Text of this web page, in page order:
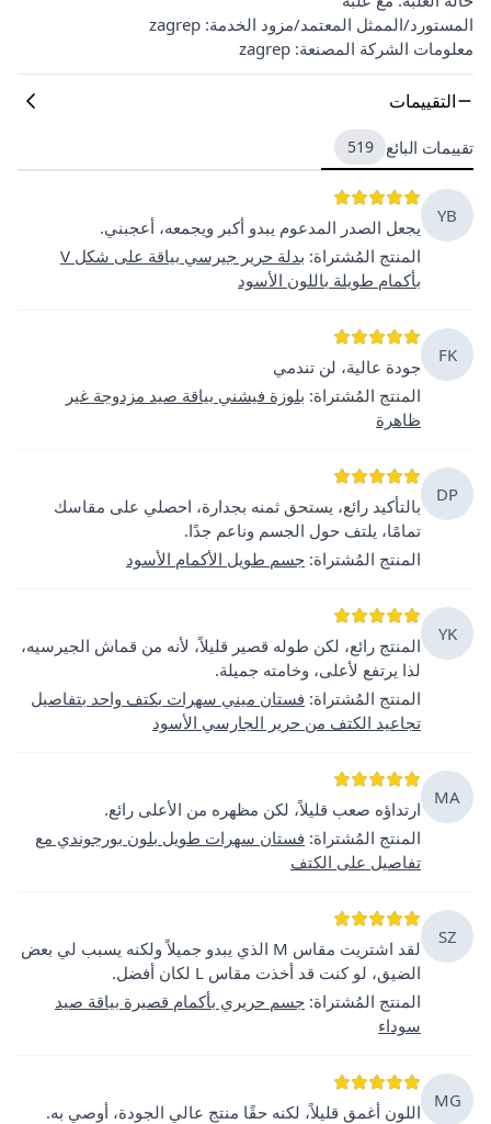
المستورد/الممثل المعتمد/مزود الخدمة: zagrep
معلومات الشركة المصنعة: zagrep
التقييمات
تقييمات البائع 519
YB
يجعل الصدر المدعوم يبدو أكبر ويجمعه، أعجبني.
المنتج المُشتراة:
بدلة حرير جيرسي بياقة على شكل V
بأكمام طويلة باللون الأسود
FK
جودة عالية، لن تندمي
المنتج المُشتراة: بلوزة فيشني بياقة صيد مزدوجة غير
ظاهرة
DP
بالتأكيد رائع، يستحق ثمنه بجدارة، احصلي على مقاسك
تمامًا، يلتف حول الجسم وناعم جدًا.
المنتج المُشتراة: جسم طويل الأكمام الأسود
YK
المنتج رائع، لكن طوله قصير قليلاً، لأنه من قماش الجيرسيه،
لذا يرتفع لأعلى، وخامته جميلة.
المنتج المُشتراة: فستان ميني سهرات بكتف واحد بتفاصيل
تجاعيد الكتف من حرير الجارسي الأسود
MA
ارتداؤه صعب قليلاً، لكن مظهره من الأعلى رائع.
المنتج المُشتراة: فستان سهرات طويل بلون بورجوندي مع
تفاصيل على الكتف
SZ
لقد اشتريت مقاس M الذي يبدو جميلاً ولكنه يسبب لي بعض
الضيق، لو كنت قد أخذت مقاس L لكان أفضل.
المنتج المُشتراة: جسم حريري بأكمام قصيرة بياقة صيد
سوداء
MG
اللون أغمق قليلاً، لكنه حقًا منتج عالي الجودة، أوصي به.